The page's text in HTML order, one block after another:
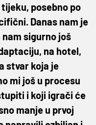
posebno po
Danas nam je
sigurno još
na hotel,
stvar koja je
mi još u procesu
i koji igrači će
manje u prvoj